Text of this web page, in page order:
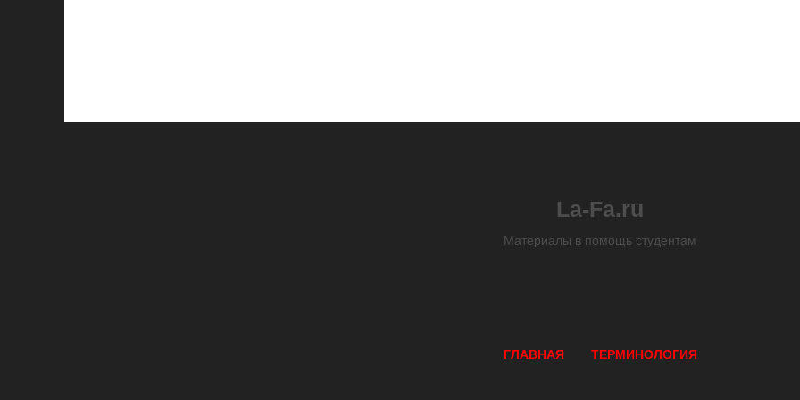
La-Fa.ru
Материалы в помощь студентам
ГЛАВНАЯ ТЕРМИНОЛОГИЯ